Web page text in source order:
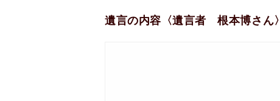
遺言の内容〈遺言者 根本博さん〉